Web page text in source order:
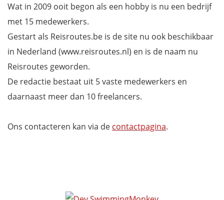
Wat in 2009 ooit begon als een hobby is nu een bedrijf
met 15 medewerkers.
Gestart als Reisroutes.be is de site nu ook beschikbaar
in Nederland (www.reisroutes.nl) en is de naam nu
Reisroutes geworden.
De redactie bestaat uit 5 vaste medewerkers en
daarnaast meer dan 10 freelancers.
Ons contacteren kan via de contactpagina.